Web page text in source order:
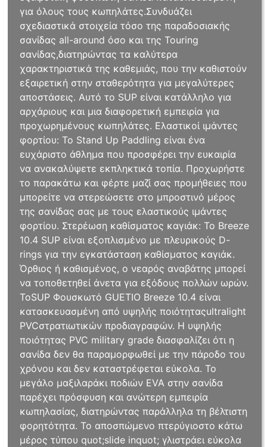
για όλους τους κωπηλάτες.Συνδυάζει
σχεδιαστικά στοιχεία τόσο της παραδοσιακής
σανίδας all-around όσο και της Touring
σανίδας,διατηρώντας τα καλύτερα
χαρακτηριστικά της καθεμιάς, που την καθιστούν
εξαιρετική στην σταθερότητα για μεγαλύτερες
αποστάσεις. Αυτό το SUP είναι κατάλληλο για
αρχάριους και μια διαφορετική εμπειρία για
προχωρημένους κωπηλάτες. Ελαστικοί ιμάντες
φορτίου: Το Stand Up Paddling είναι ένα
ευχάριστο άθλημα που προσφέρει την ευκαιρία
να ανακαλύψετε εκπληκτικά τοπία. Προχωρήστε
το παρακάτω και φέρτε μαζί σας προμήθειες που
μπορείτε να στερεώσετε στο μπροστινό μέρος
της σανίδας σας με τους ελαστικούς ιμάντες
φορτίου. Στερέωση καθίσματος καγιάκ: Το Breeze
10.4 SUP είναι εξοπλισμένο με πλευρικούς D-
rings για την εγκατάσταση καθίσματος καγιάκ.
Όρθιος ή καθισμένος, ο νεαρός αναβάτης μπορεί
να τοποθετηθεί άνετα για εξόδους πολλών ωρών.
ΤοSUP Φουσκωτό GUETIO Breeze 10.4 είναι
κατασκευασμένη από υψηλής ποιότηταςultralight
PVCστρατιωτικών προδιαγραφών. Η υψηλής
ποιότητας PVC military grade διασφαλίζει ότι η
σανίδα δεν θα παραμορφωθεί με την πάροδο του
χρόνου και δεν καταστρέφεται εύκολα. Το
μεγάλο μαξιλαράκι ποδιών EVA στην σανίδα
παρέχει πρόσφυση και ανώτερη εμπειρία
κωπηλασίας, διατηρώντας παράλληλα τη βέλτιστη
φορητότητα. Το αποσπώμενο πτερύγιοστο κάτω
μέρος τύπου quot;slide inquot; γλιστράει εύκολα